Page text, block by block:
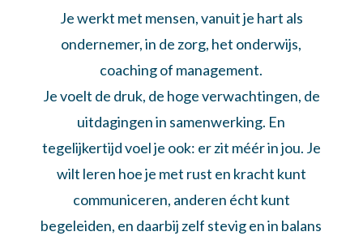
Je werkt met mensen, vanuit je hart als
ondernemer, in de zorg, het onderwijs,
coaching of management.
Je voelt de druk, de hoge verwachtingen, de
uitdagingen in samenwerking. En
tegelijkertijd voel je ook: er zit méér in jou. Je
wilt leren hoe je met rust en kracht kunt
communiceren, anderen écht kunt
begeleiden, en daarbij zelf stevig en in balans